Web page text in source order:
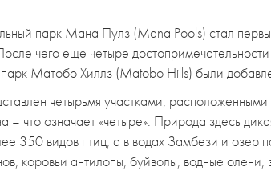
парк Мана Пулз (Mana Pools) стал
чего еще четыре
Матобо Хиллз (Matobo Hills) были
четырьмя участками,
– что означает «четыре». Природа здесь
350 видов птиц, а в водах Замбези и
коровьи антилопы, буйволы, водные